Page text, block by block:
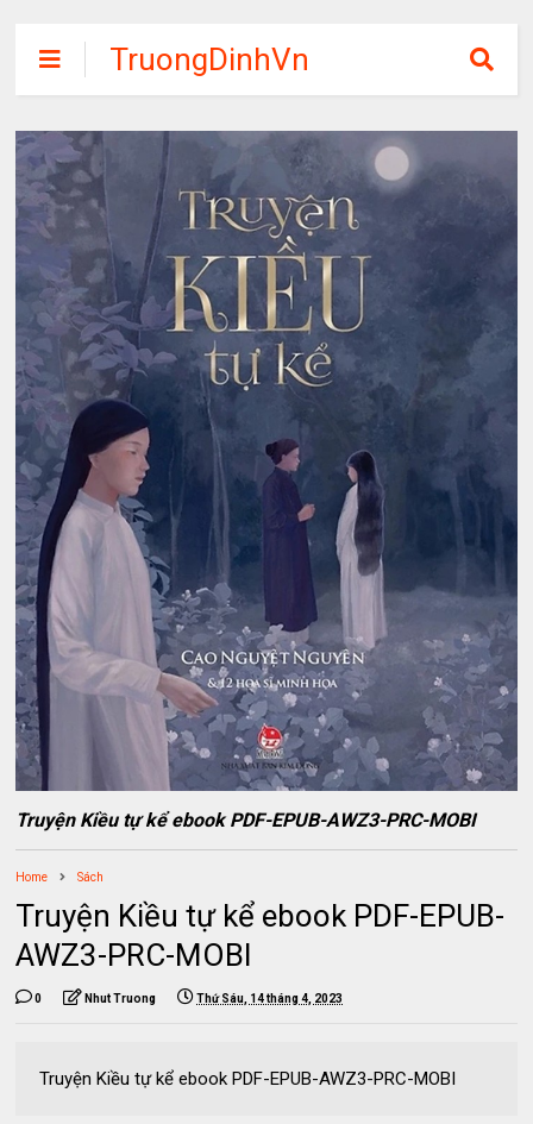
TruongDinhVn
Chia sẽ ebook,
các khóa học,
phần mềm học
tập miễn phí
Truyện Kiều tự kể ebook PDF-EPUB-AWZ3-PRC-MOBI
Home Sách
Truyện Kiều tự kể ebook PDF-EPUB-
AWZ3-PRC-MOBI
0 Nhut Truong Thứ Sáu, 14 tháng 4, 2023
Truyện Kiều tự kể ebook PDF-EPUB-AWZ3-PRC-MOBI